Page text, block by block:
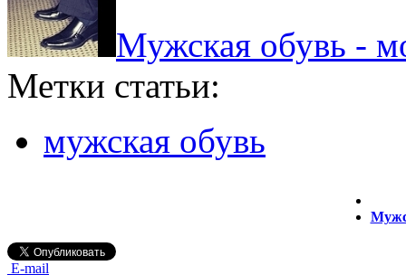
Мужская обувь -
Метки статьи:
мужская обувь
E-mail